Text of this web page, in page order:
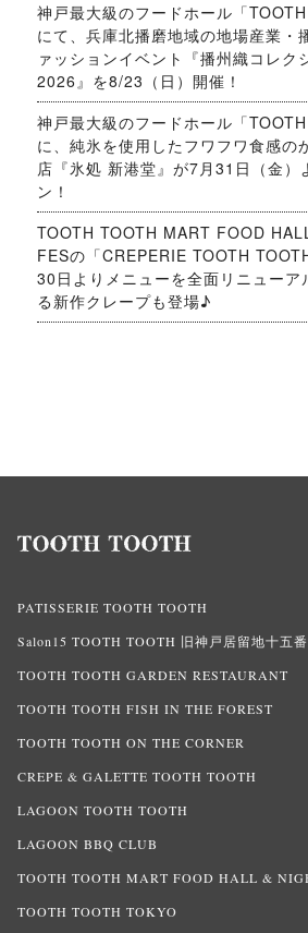
神戸最大級のフードホール「TOOTH
にて、兵庫北播磨地域の地場産業・
ァッションイベント『播州織コレク
2026』を8/23（日）開催！
神戸最大級のフードホール「TOOTH
に、純氷を使用したフワフワ食感の
店『氷処 新港堂』が7月31日（金）
ン！
TOOTH TOOTH MART FOOD
FESの「CREPERIE TOOTH
30日よりメニューを全面リニューア
る新作クレープも登場♪
PATISSERIE TOOTH TOOTH
Salon15 TOOTH TOOTH 旧神戸居留地十五
TOOTH TOOTH GARDEN RESTAURANT
TOOTH TOOTH FISH IN THE FOREST
TOOTH TOOTH ON THE CORNER
CREPE & GALETTE TOOTH TOOTH
LAGOON TOOTH TOOTH
LAGOON BBQ CLUB
TOOTH TOOTH MART FOOD HALL &
TOOTH TOOTH TOKYO